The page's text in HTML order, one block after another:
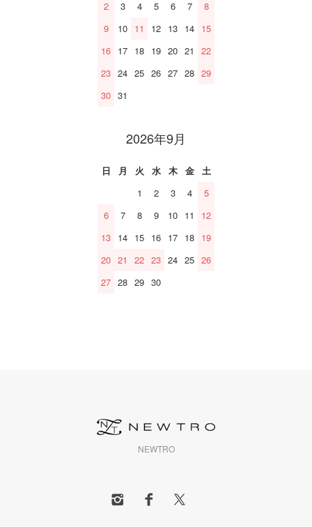
2
3 4 5 6 7
8
9
10 11 12 13 14 15
16 17 18 19 20 21
22
23 24 25 26 27 28 29
30 31
2026年9月
日 月 火 水 木 金
土
1
2 3 4
5
6
7 8 9 10 11
12
13 14 15 16 17 18 19
20 21 22 23 24 25 26
27 28 29 30
NEWTRO